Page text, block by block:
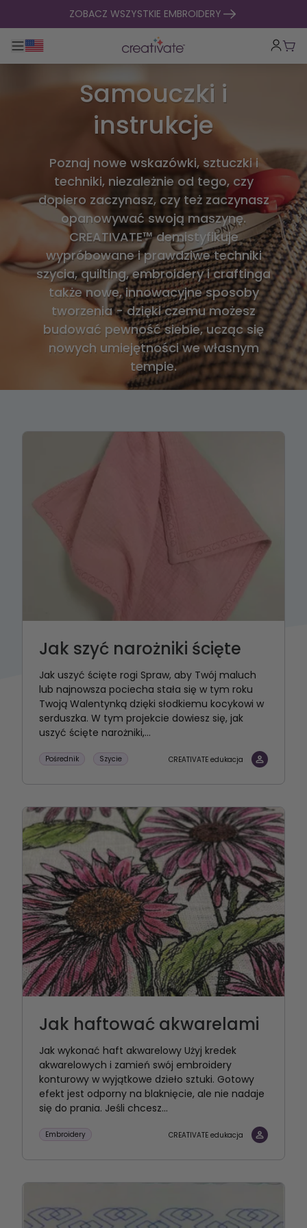
Przejdź do treściZOBACZ WSZYSTKIE EMBROIDERY
Przełącz główną nawigację
Samouczki i
instrukcje
Poznaj nowe wskazówki, sztuczki i
techniki, niezależnie od tego, czy
dopiero zaczynasz, czy też zaczynasz
opanowywać swoją maszynę.
CREATIVATE™ demistyfikuje
wypróbowane i prawdziwe techniki
szycia, quilting, embroidery i craftinga
także nowe, innowacyjne sposoby
tworzenia - dzięki czemu możesz
budować pewność siebie, ucząc się
nowych umiejętności we własnym
tempie.
Jak szyć narożniki ścięte
Jak uszyć ścięte rogi Spraw, aby Twój maluch
lub najnowsza pociecha stała się w tym roku
Twoją Walentynką dzięki słodkiemu kocykowi w
serduszka. W tym projekcie dowiesz się, jak
uszyć ścięte narożniki,...
Pośrednik Szycie CREATIVATE edukacja
Jak haftować akwarelami
Jak wykonać haft akwarelowy Użyj kredek
akwarelowych i zamień swój embroidery
konturowy w wyjątkowe dzieło sztuki. Gotowy
efekt jest odporny na blaknięcie, ale nie nadaje
się do prania. Jeśli chcesz...
Embroidery CREATIVATE edukacja